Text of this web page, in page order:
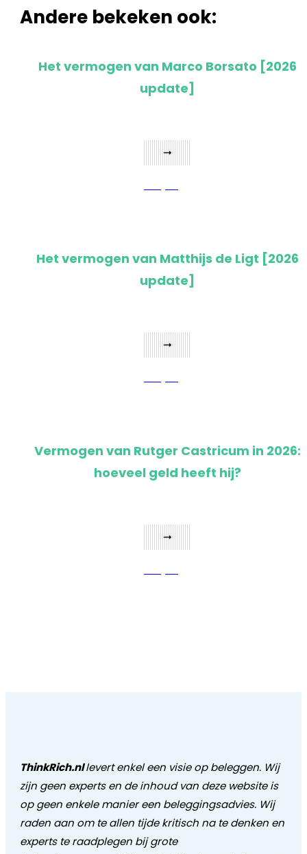
Andere bekeken ook:
Het vermogen van Marco Borsato [2026
update]
Het vermogen van Matthijs de Ligt [2026
update]
Vermogen van Rutger Castricum in 2026:
hoeveel geld heeft hij?
ThinkRich.nllevert enkel een visie op beleggen. Wij
zijn geen experts en de inhoud van deze website is
op geen enkele manier een beleggingsadvies. Wij
raden aan om te allen tijde kritisch na te denken en
experts te raadplegen bij grote